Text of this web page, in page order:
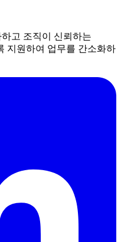
고 조직이 신뢰하는
지원하여 업무를 간소화하